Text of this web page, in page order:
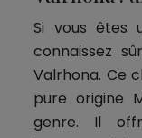
Si vous êtes
connaissez
Valrhona. Ce
pure origine
genre. Il